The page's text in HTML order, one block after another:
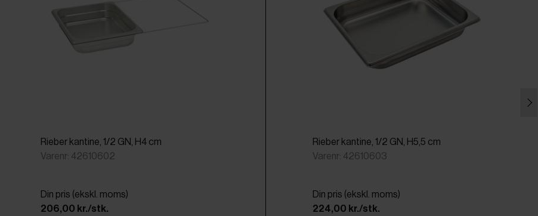
Rieber kantine, 1/2 GN, H4 cm
Varenr: 42610602
Din pris (ekskl. moms)
206,00 kr./stk.
Rieber kantine, 1/2 GN, H5,5 cm
Varenr: 42610603
Din pris (ekskl. moms)
224,00 kr./stk.